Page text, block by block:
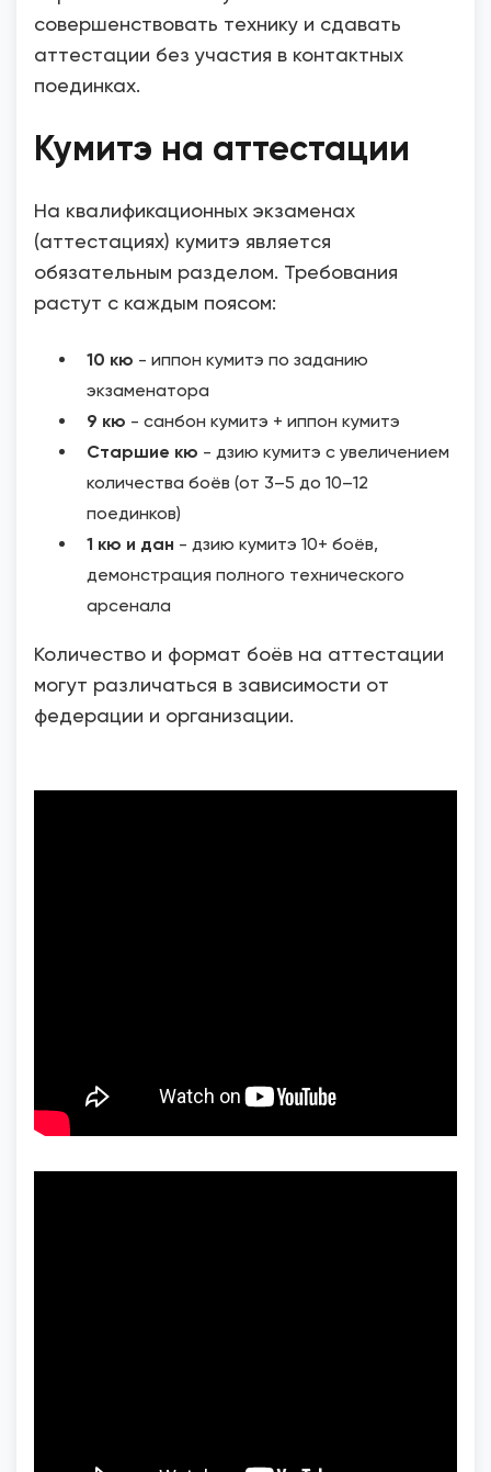
совершенствовать технику и сдавать
аттестации без участия в контактных
поединках.
Кумитэ на аттестации
На квалификационных экзаменах
(аттестациях) кумитэ является
обязательным разделом. Требования
растут с каждым поясом:
10 кю - иппон кумитэ по заданию
экзаменатора
9 кю - санбон кумитэ + иппон кумитэ
Старшие кю - дзию кумитэ с увеличением
количества боёв (от 3–5 до 10–12
поединков)
1 кю и дан - дзию кумитэ 10+ боёв,
демонстрация полного технического
арсенала
Количество и формат боёв на аттестации
могут различаться в зависимости от
федерации и организации.